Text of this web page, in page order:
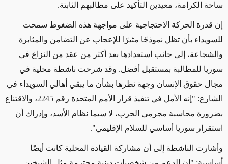
ساحة الكرامة، معيدين التأكيد على مطالبهم الثابتة.
إن قدرة الحركة الاحتجاجية على مواجهة هذه الضغوط سمحت
للسويداء بأن تظل نموذجًا مثيرًا للإعجاب عن التضامن والمثابرة
والشجاعة، إلى جانب استعدادها بعد أكثر من عقد من النزاع في
سوريا للمطالبة بمستقبل أفضل. وقد شرحت ناشطة محلية في
مجال حقوق الإنسان وجهة نظرها بشأن ما يبقي أهالي السويداء في
الشارع: "إنه الأمل في تنفيذ قرار الأمم المتحدة رقم 2245، والاقتناع
بضرورة محاسبة مجرمي الحرب، لا سيما نظام الأسد، وإدراك أن
استقرار سوريا أساسي للسلام الإقليمي".
وأشارت الناشطة إلى أن مشاركة القيادة المحلية كانت أيضًا